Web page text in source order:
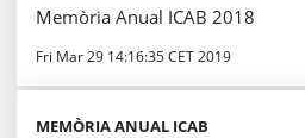
Memòria Anual ICAB 2018
Fri Mar 29 14:16:35 CET 2019
MEMÒRIA ANUAL ICAB